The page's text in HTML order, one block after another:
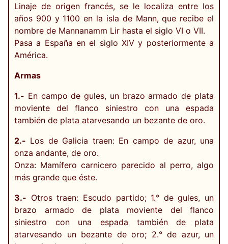
Linaje de origen francés, se le localiza entre los
años 900 y 1100 en la isla de Mann, que recibe el
nombre de Mannanamm Lir hasta el siglo VI o VII.
Pasa a España en el siglo XIV y posteriormente a
América.
Armas
1.- En campo de gules, un brazo armado de plata
moviente del flanco siniestro con una espada
también de plata atarvesando un bezante de oro.
2.- Los de Galicia traen: En campo de azur, una
onza andante, de oro.
Onza: Mamífero carnicero parecido al perro, algo
más grande que éste.
3.- Otros traen: Escudo partido; 1.° de gules, un
brazo armado de plata moviente del flanco
siniestro con una espada también de plata
atarvesando un bezante de oro; 2.° de azur, un